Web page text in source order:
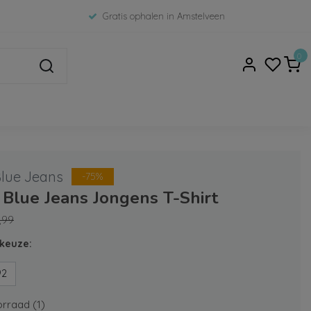
Gratis ophalen in Amstelveen
0
Jeans -75%
Jeans Jongens T-Shirt
(1)